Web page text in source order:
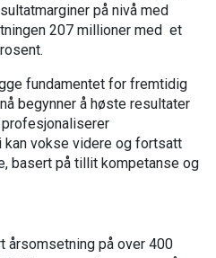
på nivå med
207 millioner med et
fundamentet for fremtidig
begynner å høste resultater
kan vokse videre og fortsatt
basert på tillit kompetanse og
årsomsetning på over 400